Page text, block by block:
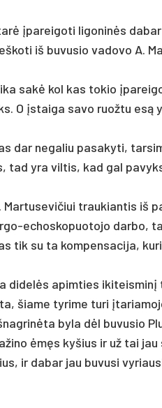
įpa­rei­go­ti li­go­ninės
iš bu­vu­sio va­do­vo A.
sakė kol kas to­kio
O įstai­ga sa­vo ruož­tu
dar ne­ga­liu pa­sa­ky­ti,
yra vil­tis, kad gal
trau­kian­tis iš
echos­ko­puo­to­jo dar­bo,
tik su ta kom­pen­sa­ci­ja,
di­delės apim­ties
šia­me ty­ri­me tu­ri
by­la dėl bu­vu­sio
ėmęs ky­šius ir už tai
ir da­bar jau bu­vu­si